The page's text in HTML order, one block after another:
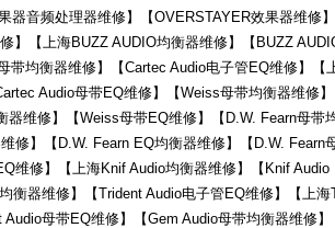
器音频处理器维修】【OVERSTAYER效果器维修
】【上海BUZZ AUDIO均衡器维修】【BUZZ
带均衡器维修】【Cartec Audio电子管EQ维修】
Audio母带EQ维修】【Weiss母带均衡器维修
器维修】【Weiss母带EQ维修】【D.W. Fearn母带
修】【D.W. Fearn EQ均衡器维修】【D.W.
维修】【上海Knif Audio均衡器维修】【Knif
均衡器维修】【Trident Audio电子管EQ维修】【上
Audio母带EQ维修】【Gem Audio母带均衡器维修